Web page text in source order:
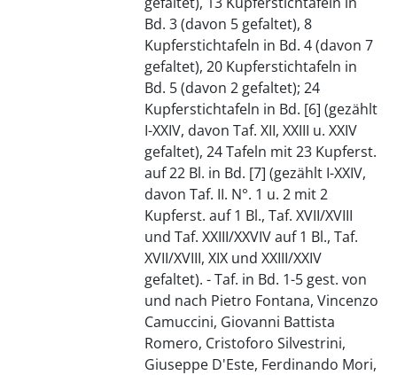
Bd. 3 (davon 5 gefaltet), 8
Kupferstichtafeln in Bd. 4 (davon 7
gefaltet), 20 Kupferstichtafeln in
Bd. 5 (davon 2 gefaltet); 24
Kupferstichtafeln in Bd. [6] (gezählt
I-XXIV, davon Taf. XII, XXIII u. XXIV
gefaltet), 24 Tafeln mit 23 Kupferst.
auf 22 Bl. in Bd. [7] (gezählt I-XXIV,
davon Taf. II. N°. 1 u. 2 mit 2
Kupferst. auf 1 Bl., Taf. XVII/XVIII
und Taf. XXIII/XXVIV auf 1 Bl., Taf.
XVII/XVIII, XIX und XXIII/XXIV
gefaltet). - Taf. in Bd. 1-5 gest. von
und nach Pietro Fontana, Vincenzo
Camuccini, Giovanni Battista
Romero, Cristoforo Silvestrini,
Giuseppe D'Este, Ferdinando Mori,